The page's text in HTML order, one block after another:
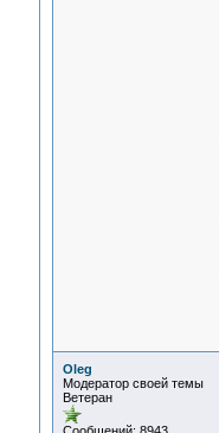
Oleg
Модератор своей темы
Ветеран